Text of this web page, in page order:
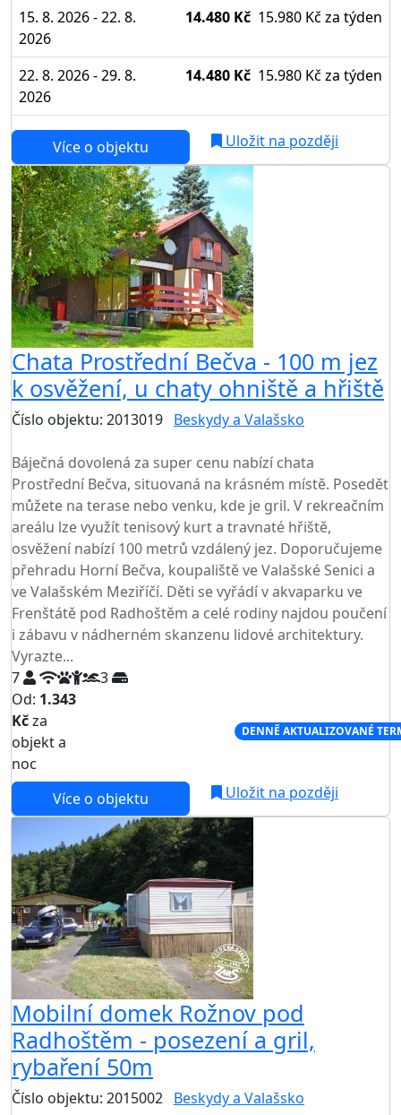
15. 8. 2026 - 22. 8.
2026
14.480 Kč 15.980 Kč za týden
22. 8. 2026 - 29. 8.
2026
14.480 Kč 15.980 Kč za týden
Více o objektu Uložit na později
Chata Prostřední Bečva - 100 m jez
k osvěžení, u chaty ohniště a hřiště
Číslo objektu: 2013019 Beskydy a Valašsko
Báječná dovolená za super cenu nabízí chata
Prostřední Bečva, situovaná na krásném místě. Posedět
můžete na terase nebo venku, kde je gril. V rekreačním
areálu lze využít tenisový kurt a travnaté hřiště,
osvěžení nabízí 100 metrů vzdálený jez. Doporučujeme
přehradu Horní Bečva, koupaliště ve Valašské Senici a
ve Valašském Meziříčí. Děti se vyřádí v akvaparku ve
Frenštátě pod Radhoštěm a celé rodiny najdou poučení
i zábavu v nádherném skanzenu lidové architektury.
Vyrazte...
7
3
Od: 1.343
Kčza
objekt a
noc
DENNĚ AKTUALIZOVANÉ
Více o objektu Uložit na později
Mobilní domek Rožnov pod
Radhoštěm - posezení a gril,
rybaření 50m
Číslo objektu: 2015002 Beskydy a Valašsko